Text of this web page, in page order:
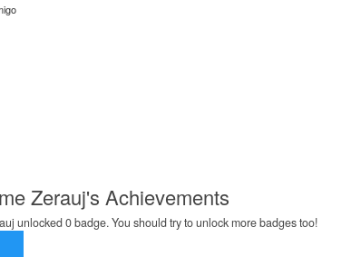
Zerauj's Achievements
unlocked 0 badge. You should try to unlock more badges too!